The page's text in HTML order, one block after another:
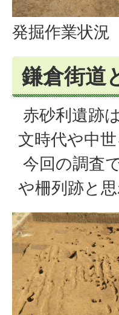
発掘作業状況
鎌倉街道
赤砂利遺跡
文時代や中
今回の調査
や柵列跡と